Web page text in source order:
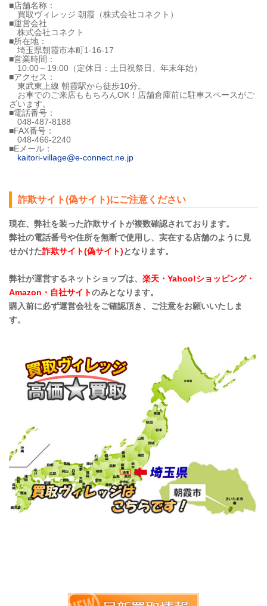
■店舗名称：
買取ヴィレッジ 朝霞（株式会社コネクト）
■運営会社
株式会社コネクト
■所在地：
埼玉県朝霞市本町1-16-17
■営業時間：
10:00～19:00（定休日：土日祝祭日、年末年始）
■アクセス：
東武東上線 朝霞駅から徒歩10分。
お車でのご来店ももちろんOK！店舗倉庫前に駐車スペースがご
ざいます。
■電話番号：
048-487-8188
■FAX番号：
048-466-2240
■Eメール：
kaitori-village@e-connect.ne.jp
詐欺サイト(偽サイト)にご注意ください
現在、弊社を装った詐欺サイトが複数確認されております。
弊社の電話番号や住所を無断で使用し、実在する店舗のように見
せかけた詐欺サイト(偽サイト)となります。
弊社が運営するネットショップは、 楽天・Yahoo!ショッピング・
Amazon・自社サイトのみとなります。
購入前に必ず運営会社をご確認頂き、ご注意をお願いいたしま
す。